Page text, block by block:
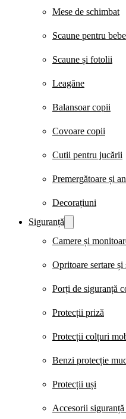
Mese de schimbat
Scaune pentru
Scaune și fotolii
Leagăne
Balansoar copii
Covoare copii
Cutii pentru jucării
Premergătoare și
Decorațiuni
Siguranță
Camere și
Opritoare sertare
Porți de siguranță
Protecții priză
Protecții colțuri
Benzi protecție
Protecții uși
Accesorii